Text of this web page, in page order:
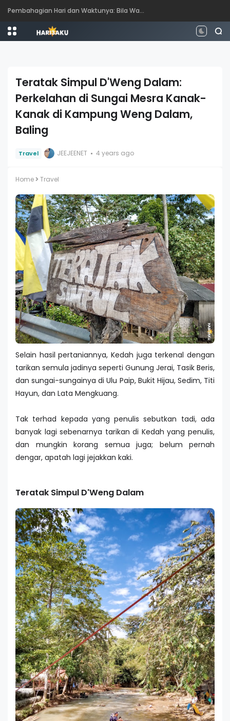
Perbezaan antara Mahasiswa, Mahasiswi, Graduan, Siswazah, Pascasiswazah, Doktor dan Pascakedoktoran
Teratak Simpul D'Weng Dalam:
Perkelahan di Sungai Mesra Kanak-
Kanak di Kampung Weng Dalam,
Baling
Travel JEEJEENET 4 years ago
Home Travel
Selain hasil pertaniannya, Kedah juga terkenal dengan
tarikan semula jadinya seperti Gunung Jerai, Tasik Beris,
dan sungai-sungainya di Ulu Paip, Bukit Hijau, Sedim, Titi
Hayun, dan Lata Mengkuang.
Tak terhad kepada yang penulis sebutkan tadi, ada
banyak lagi sebenarnya tarikan di Kedah yang penulis,
dan mungkin korang semua juga; belum pernah
dengar, apatah lagi jejakkan kaki.
Teratak Simpul D'Weng Dalam